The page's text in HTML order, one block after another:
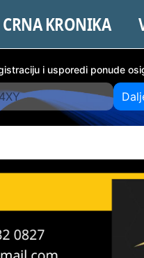
CRNA KRONIKA
i usporedi ponude